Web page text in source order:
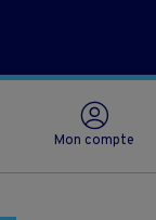
Mon compte